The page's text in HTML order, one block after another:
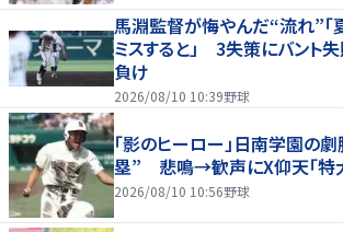
馬淵監督が悔やんだ“流れ”
ミスすると」 3失策にバント
負け
2026/08/10 10:39野球
「影のヒーロー」日南学園の
塁” 悲鳴→歓声にX仰天「特大
2026/08/10 10:56野球